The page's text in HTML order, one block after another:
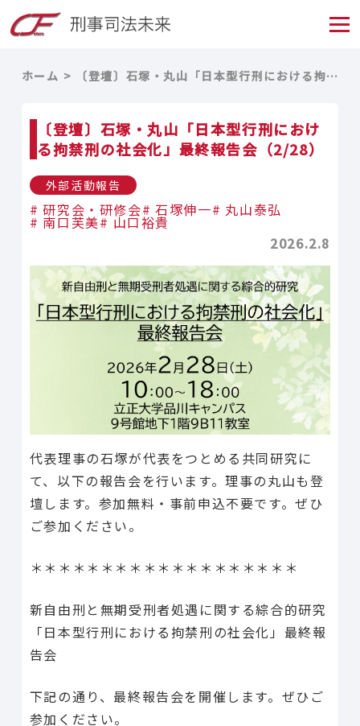
ホーム 〔登壇〕石塚・丸山「日本型行刑における拘禁刑の社会化」最終報告会（2/28）
〔登壇〕石塚・丸山「日本型行刑におけ
る拘禁刑の社会化」最終報告会（2/28）
外部活動報告
研究会・研修会 石塚伸一 丸山泰弘
南口芙美
山口裕貴
2026.2.8
代表理事の石塚が代表をつとめる共同研究に
て、以下の報告会を行います。理事の丸山も登
壇します。参加無料・事前申込不要です。ぜひ
ご参加ください。
＊＊＊＊＊＊＊＊＊＊＊＊＊＊＊＊＊＊＊
新自由刑と無期受刑者処遇に関する綜合的研究
「日本型行刑における拘禁刑の社会化」最終報
告会
下記の通り、最終報告会を開催します。ぜひご
参加ください。